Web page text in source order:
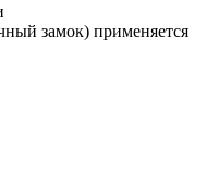
замок) применяется